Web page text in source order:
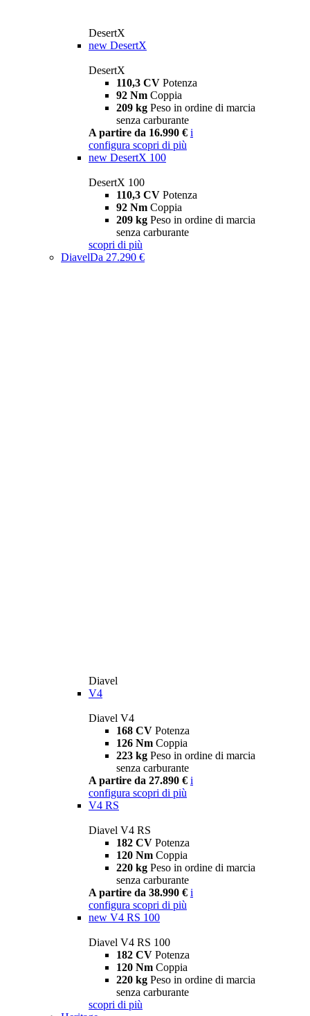
DesertX
new DesertX
DesertX
110,3 CV Potenza
92 Nm Coppia
209 kg Peso in ordine di marcia
senza carburante
A partire da 16.990 € i
configura scopri di più
new DesertX 100
DesertX 100
110,3 CV Potenza
92 Nm Coppia
209 kg Peso in ordine di marcia
senza carburante
scopri di più
DiavelDa 27.290 €
Diavel
V4
Diavel V4
168 CV Potenza
126 Nm Coppia
223 kg Peso in ordine di marcia
senza carburante
A partire da 27.890 € i
configura scopri di più
V4 RS
Diavel V4 RS
182 CV Potenza
120 Nm Coppia
220 kg Peso in ordine di marcia
senza carburante
A partire da 38.990 € i
configura scopri di più
new V4 RS 100
Diavel V4 RS 100
182 CV Potenza
120 Nm Coppia
220 kg Peso in ordine di marcia
senza carburante
scopri di più